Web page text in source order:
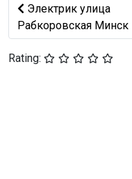
Предыдущий:
Электрик улица
Рабкоровская Минск
Rating: